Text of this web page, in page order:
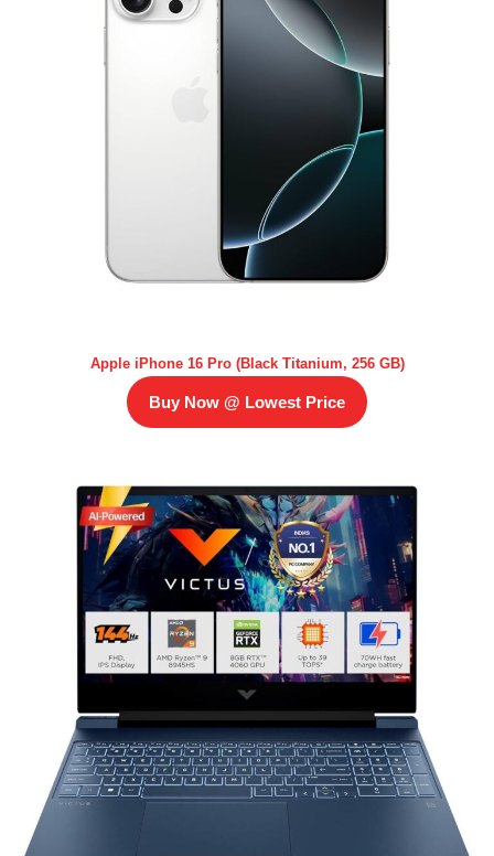
Apple iPhone 16 Pro (Black Titanium, 256 GB)
Buy Now @ Lowest Price